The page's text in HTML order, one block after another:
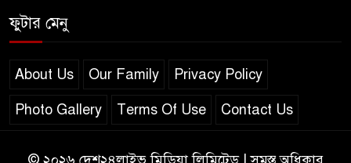
ফুটার মেনু
About Us Our Family Privacy Policy
Photo Gallery Terms Of Use Contact Us